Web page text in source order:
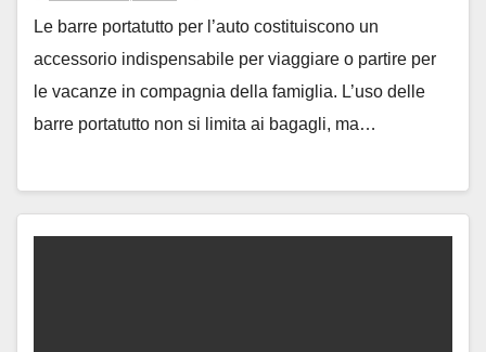
Le barre portatutto per l’auto costituiscono un
accessorio indispensabile per viaggiare o partire per
le vacanze in compagnia della famiglia. L’uso delle
barre portatutto non si limita ai bagagli, ma…